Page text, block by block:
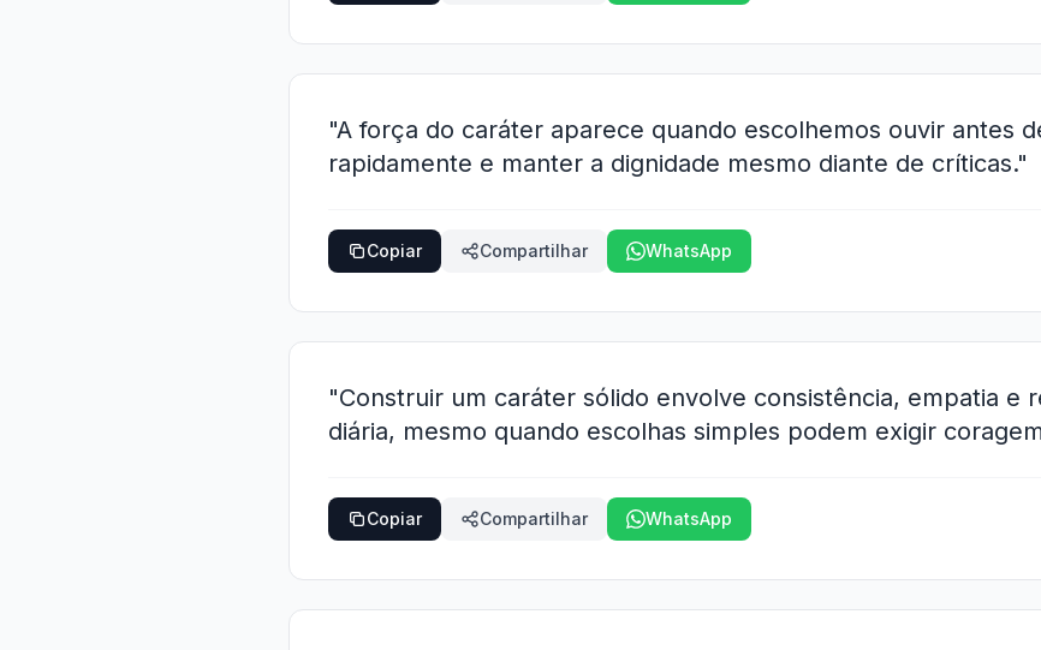
"A força do caráter aparece quando escolhemos ouvir antes
rapidamente e manter a dignidade mesmo diante de críticas."
Copiar Compartilhar WhatsApp
"Construir um caráter sólido envolve consistência, empatia e
diária, mesmo quando escolhas simples podem exigir
Copiar Compartilhar WhatsApp